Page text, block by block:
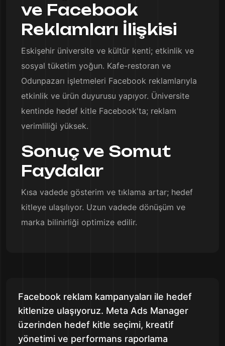
ve Facebook
Reklamları İlişkisi
Eskişehir üniversite ve kültür kenti; etkinlik ve
sosyal tüketim yoğun. Kafe-restoran ve
Odunpazarı işletmeleri Facebook reklamlarıyla
etkinlik ve ürün duyurusu yapıyor. Üniversite
kentinde hedef kitle Facebook'ta; reklam
verimliliği yüksek.
Sonuç ve Somut
Faydalar
Kısa vadede gösterim ve tıklama artar; hedef
kitleye ulaşılıyor. Uzun vadede dönüşüm ve
marka bilinirliği optimize edilir.
Facebook reklam kampanyaları ile hedef
kitlenize ulaşıyoruz. Meta Ads Manager
üzerinden hedef kitle seçimi, kreatif
yönetimi ve performans raporlama